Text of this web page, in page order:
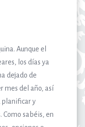
Aunque el
los días ya
dejado de
mes del año, así
planificar y
Como sabéis, en